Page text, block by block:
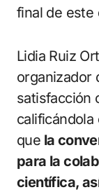
final de este
Lidia Ruiz
organizador
satisfacción
que la
para la
científica,